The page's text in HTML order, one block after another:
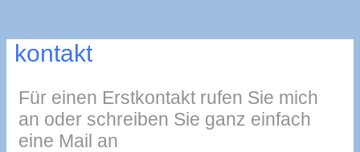
kontakt
Für einen Erstkontakt rufen Sie mich
an oder schreiben Sie ganz einfach
eine Mail an